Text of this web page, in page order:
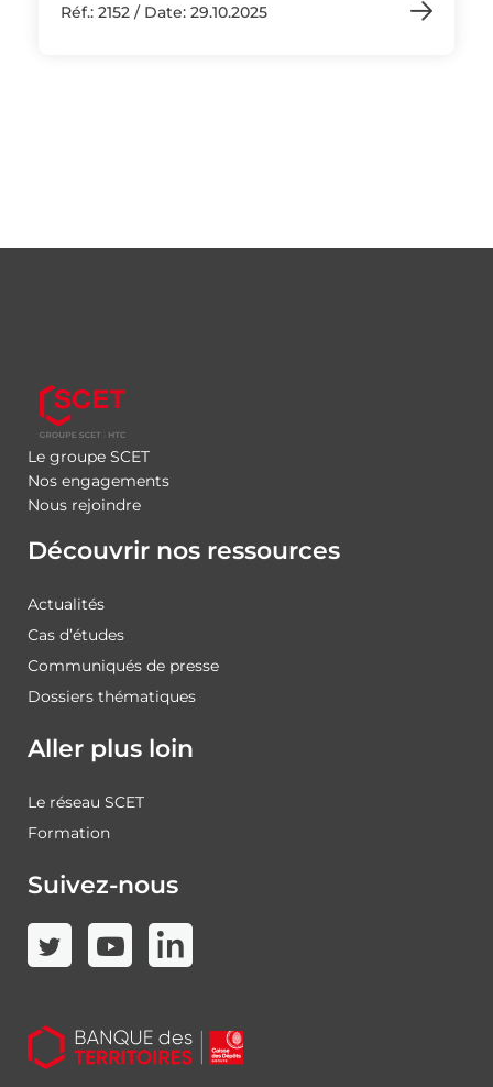
Réf.: 2152 / Date: 29.10.2025
Le groupe SCET
Nos engagements
Nous rejoindre
Découvrir nos ressources
Actualités
Cas d’études
Communiqués de presse
Dossiers thématiques
Aller plus loin
Le réseau SCET
Formation
Suivez-nous